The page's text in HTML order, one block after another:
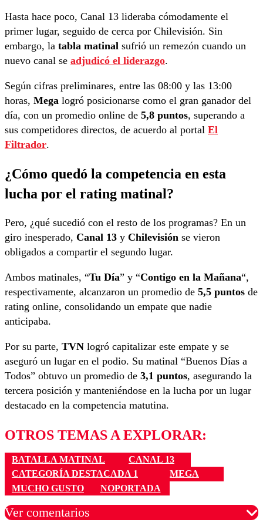
Hasta hace poco, Canal 13 lideraba cómodamente el
primer lugar, seguido de cerca por Chilevisión. Sin
embargo, la tabla matinal sufrió un remezón cuando un
nuevo canal se adjudicó el liderazgo.
Según cifras preliminares, entre las 08:00 y las 13:00
horas, Mega logró posicionarse como el gran ganador del
día, con un promedio online de 5,8 puntos, superando a
sus competidores directos, de acuerdo al portal El
Filtrador.
¿Cómo quedó la competencia en esta
lucha por el rating matinal?
Pero, ¿qué sucedió con el resto de los programas? En un
giro inesperado, Canal 13 y Chilevisión se vieron
obligados a compartir el segundo lugar.
Ambos matinales, “Tu Día” y “Contigo en la Mañana“,
respectivamente, alcanzaron un promedio de 5,5 puntos de
rating online, consolidando un empate que nadie
anticipaba.
Por su parte, TVN logró capitalizar este empate y se
aseguró un lugar en el podio. Su matinal “Buenos Días a
Todos” obtuvo un promedio de 3,1 puntos, asegurando la
tercera posición y manteniéndose en la lucha por un lugar
destacado en la competencia matutina.
OTROS TEMAS A EXPLORAR:
BATALLA MATINAL
CANAL 13
CATEGORÍA DESTACADA 1
MEGA
MUCHO GUSTO
NOPORTADA
Ver comentarios